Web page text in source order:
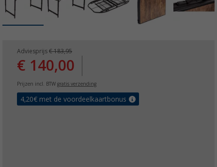
Adviesprijs € 183,95
€ 140,00
Prijzen incl. BTW gratis verzending
4,20€ met de voordeelkaartbonus